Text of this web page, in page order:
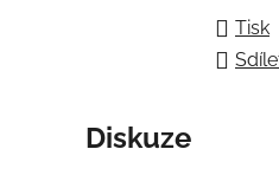
Tisk
Diskuze